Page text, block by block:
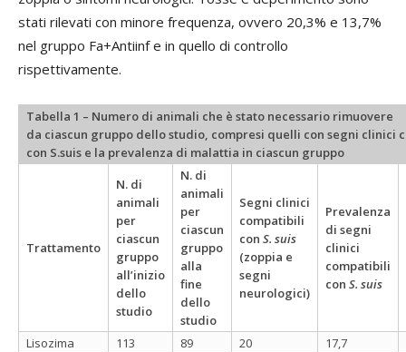
stati rilevati con minore frequenza, ovvero 20,3% e 13,7%
nel gruppo Fa+Antiinf e in quello di controllo
rispettivamente.
Tabella 1 – Numero di animali che è stato necessario rimuovere
da ciascun gruppo dello studio, compresi quelli con segni clinici
con S.suis e la prevalenza di malattia in ciascun gruppo
Trattamento
N. di
animali
per
ciascun
gruppo
all’inizio
dello
studio
N. di
animali
per
ciascun
gruppo
alla
fine
dello
studio
Segni clinici
compatibili
con S. suis
(zoppia e
segni
neurologici)
Prevalenza
di segni
clinici
compatibili
con S. suis
Lisozima 113 89 20
17,7